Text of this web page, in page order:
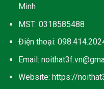
Minh
MST: 0318585488
Điện thoại:
Email:
Website: https://